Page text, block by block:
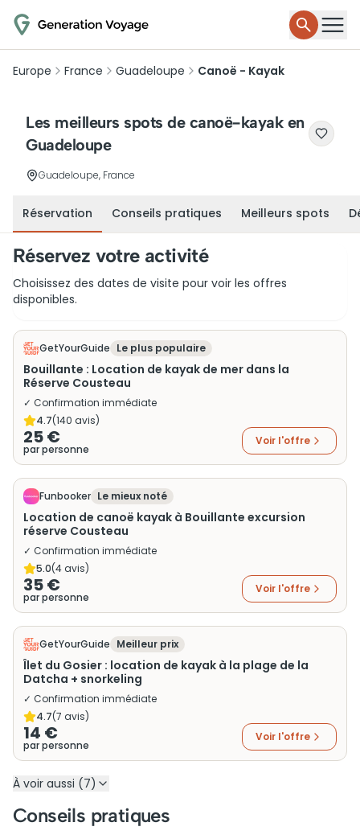
Europe France Guadeloupe Canoë - Kayak
Les meilleurs spots de canoë-kayak en
Guadeloupe
Guadeloupe, France
Réservation Conseils pratiques Meilleurs spots
Réservez votre activité
Choisissez des dates de visite pour voir les offres
disponibles.
GetYourGuide Le plus populaire
Bouillante : Location de kayak de mer dans la
Réserve Cousteau
✓ Confirmation immédiate
4.7(140 avis)
25 €
par personne
Voir l'offre
Funbooker Le mieux noté
Location de canoë kayak à Bouillante excursion
réserve Cousteau
✓ Confirmation immédiate
5.0(4avis)
35 €
par personne
Voir l'offre
GetYourGuide Meilleur prix
Îlet du Gosier : location de kayak à la plage de la
Datcha + snorkeling
✓ Confirmation immédiate
4.7(7 avis)
14 €
par personne
Voir l'offre
À voir aussi (7)
Conseils pratiques